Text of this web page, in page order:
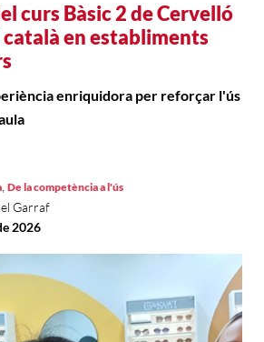
curs Bàsic 2 de Cervelló
en establiments
enriquidora per reforçar l'ús
, De la competència a l'ús
Garraf
2026